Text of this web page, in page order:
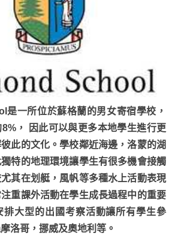
是一所位於蘇格蘭的男女寄宿學校，
8%， 因此可以與更多本地學生進行更
此的文化。學校鄰近海邊，洛蒙的湖
特的地理環境讓學生有很多機會接觸
其在划艇，風帆等多種水上活動表現
重課外活動在學生成長過程中的重要
排大型的出國考察活動讓所有學生參
洛哥，挪威及奧地利等。